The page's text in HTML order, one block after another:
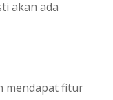
akan ada
mendapat fitur